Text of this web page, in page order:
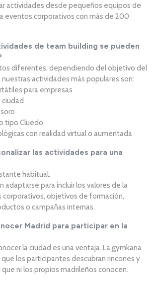
actividades desde pequeños equipos de
eventos corporativos con más de 200
de team building se pueden
diferentes, dependiendo del objetivo del
actividades más populares son:
para empresas
ciudad
tipo Cluedo
con realidad virtual o aumentada
las actividades para una
habitual.
adaptarse para incluir los valores de la
corporativos, objetivos de formación,
o campañas internas.
Madrid para participar en la
la ciudad es una ventaja. La gymkana
los participantes descubran rincones y
ni los propios madrileños conocen.